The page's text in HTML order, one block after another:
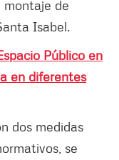
montaje de
Isabel.
Público en
en diferentes
dos medidas
se